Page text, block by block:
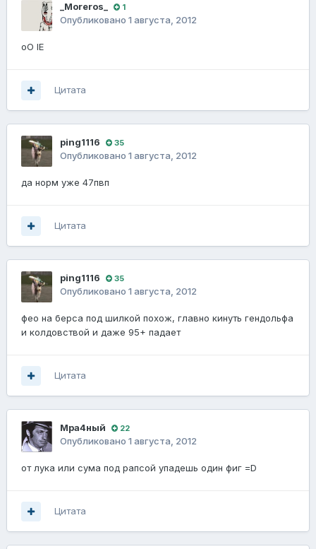
_Moreros_ 1
Опубликовано 1 августа, 2012
оО IE
Цитата
ping1116 35
Опубликовано 1 августа, 2012
да норм уже 47пвп
Цитата
ping1116 35
Опубликовано 1 августа, 2012
фео на берса под шилкой похож, главно кинуть гендольфа
и колдовствой и даже 95+ падает
Цитата
Мра4ный 22
Опубликовано 1 августа, 2012
от лука или сума под рапсой упадешь один фиг =D
Цитата